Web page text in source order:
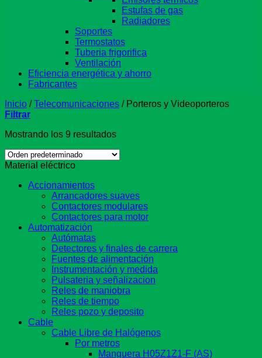
Estufas de gas
Radiadores
Soportes
Termostatos
Tuberia frigorifica
Ventilación
Eficiencia energética y ahorro
Fabricantes
Inicio / Telecomunicaciones /Porteros y Videoporteros
Filtrar
Mostrando los 9 resultados
Material eléctrico
Accionamientos
Arrancadores suaves
Contactores modulares
Contactores para motor
Automatización
Autómatas
Detectores y finales de carrera
Fuentes de alimentación
Instrumentación y medida
Pulsateria y señalizacion
Reles de maniobra
Reles de tiempo
Reles pozo y deposito
Cable
Cable Libre de Halógenos
Por metros
Manguera H05Z1Z1-F (AS)